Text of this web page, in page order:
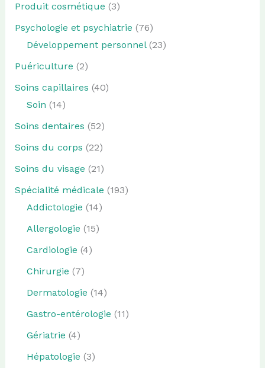
Produit cosmétique (3)
Psychologie et psychiatrie (76)
Développement personnel(23)
Puériculture (2)
Soins capillaires (40)
Soin (14)
Soins dentaires (52)
Soins du corps (22)
Soins du visage (21)
Spécialité médicale (193)
Addictologie (14)
Allergologie (15)
Cardiologie (4)
Chirurgie (7)
Dermatologie (14)
Gastro-entérologie (11)
Gériatrie (4)
Hépatologie (3)